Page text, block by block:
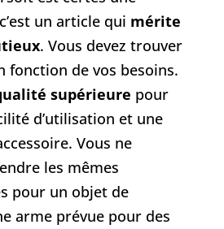
un article qui mérite
. Vous devez trouver
fonction de vos besoins.
supérieure pour
d’utilisation et une
Vous ne
les mêmes
pour un objet de
arme prévue pour des